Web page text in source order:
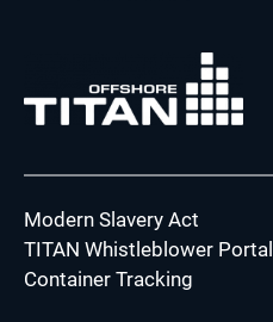
Modern Slavery Act
TITAN Whistleblower Portal
Container Tracking